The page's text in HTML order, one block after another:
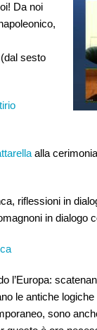
Da noi
sesto
alla
riflessioni in
in dialogo
l’Europa:
le antiche
sono